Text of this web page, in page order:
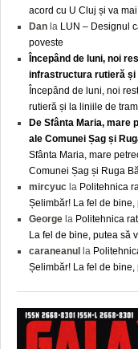
acord cu U Cluj și va
Dan la LUN – Designul
poveste
Începând de luni, noi
infrastructura rutieră și
Începând de luni, noi
rutieră și la liniile de
De Sfânta Maria, mare
ale Comunei Șag și
Sfânta Maria, mare
Comunei Șag și Ruga
mircyuc la Politehnica
Șelimbăr! La fel de
George la Politehnica
La fel de bine, putea să
caraneanul la
Șelimbăr! La fel de